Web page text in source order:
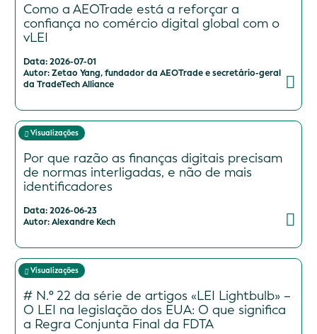
Como a AEOTrade está a reforçar a
confiança no comércio digital global com o
vLEI
Data: 2026-07-01
Autor: Zetao Yang, fundador da AEOTrade e secretário-geral
da TradeTech Alliance
Visualizações
Por que razão as finanças digitais precisam
de normas interligadas, e não de mais
identificadores
Data: 2026-06-23
Autor: Alexandre Kech
Visualizações
# N.º 22 da série de artigos «LEI Lightbulb» –
O LEI na legislação dos EUA: O que significa
a Regra Conjunta Final da FDTA